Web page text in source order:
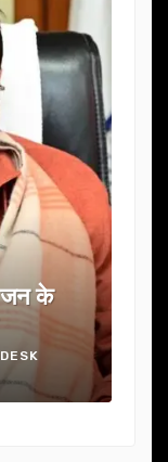
बोर्ड बैठक
NEWS DESK